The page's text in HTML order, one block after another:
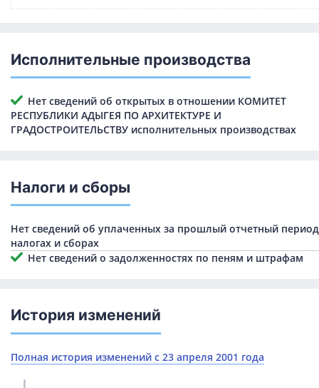
Исполнительные производства
Нет сведений об открытых в отношении КОМИТЕТ
РЕСПУБЛИКИ АДЫГЕЯ ПО АРХИТЕКТУРЕ И
ГРАДОСТРОИТЕЛЬСТВУ исполнительных производствах
Налоги и сборы
Нет сведений об уплаченных за прошлый отчетный период
налогах и сборах
Нет сведений о задолженностях по пеням и штрафам
История изменений
Полная история изменений с 23 апреля 2001 года